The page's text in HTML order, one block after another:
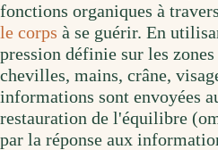
fonctions organiques à
le corps à se guérir. En
pression définie sur les
chevilles, mains, crâne,
informations sont envoyées
restauration de l'équilibre
par la réponse aux